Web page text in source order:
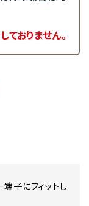
おりません。
子にフィットし